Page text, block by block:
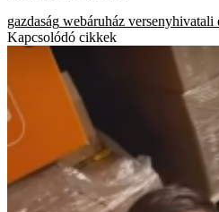
gazdaság webáruház versenyhivatali
Kapcsolódó cikkek